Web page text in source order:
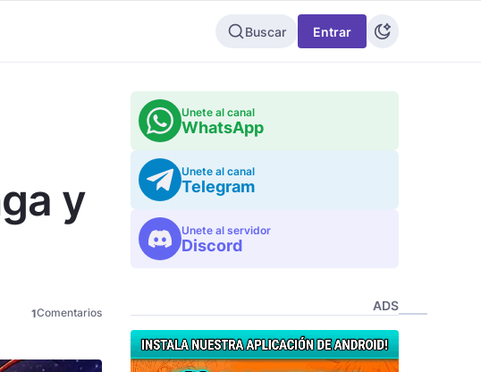
Buscar Entrar
y
1Comentarios
Unete al canal
WhatsApp
Unete al canal
Telegram
Unete al servidor
Discord
ADS